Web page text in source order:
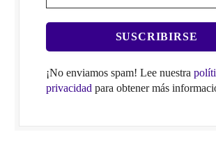
¡No enviamos spam! Lee nuestra
privacidad para obtener más